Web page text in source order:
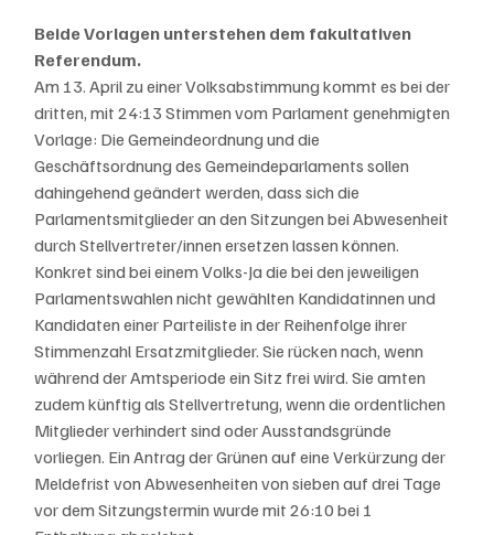
Beide Vorlagen unterstehen dem fakultativen
Referendum.
Am 13. April zu einer Volksabstimmung kommt es bei der
dritten, mit 24:13 Stimmen vom Parlament genehmigten
Vorlage: Die Gemeindeordnung und die
Geschäftsordnung des Gemeindeparlaments sollen
dahingehend geändert werden, dass sich die
Parlamentsmitglieder an den Sitzungen bei Abwesenheit
durch Stellvertreter/innen ersetzen lassen können.
Konkret sind bei einem Volks-Ja die bei den jeweiligen
Parlamentswahlen nicht gewählten Kandidatinnen und
Kandidaten einer Parteiliste in der Reihenfolge ihrer
Stimmenzahl Ersatzmitglieder. Sie rücken nach, wenn
während der Amtsperiode ein Sitz frei wird. Sie amten
zudem künftig als Stellvertretung, wenn die ordentlichen
Mitglieder verhindert sind oder Ausstandsgründe
vorliegen. Ein Antrag der Grünen auf eine Verkürzung der
Meldefrist von Abwesenheiten von sieben auf drei Tage
vor dem Sitzungstermin wurde mit 26:10 bei 1